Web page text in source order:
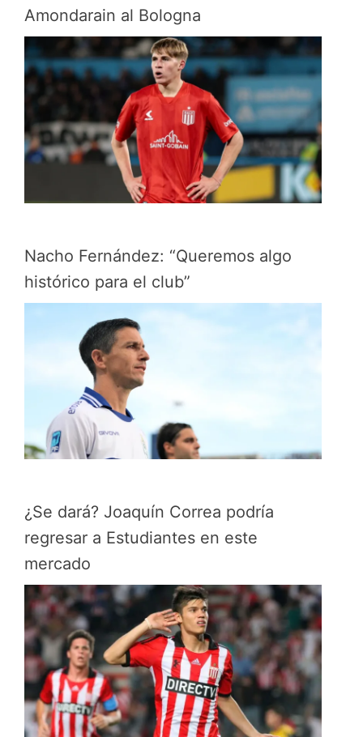
Amondarain al Bologna
Nacho Fernández: “Queremos algo
histórico para el club”
¿Se dará? Joaquín Correa podría
regresar a Estudiantes en este
mercado